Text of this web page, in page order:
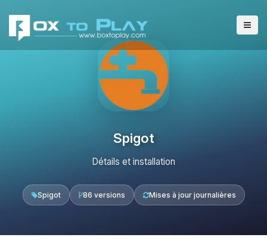
Spigot
Détails et installation
Spigot 86 versions Mises à jour journalières